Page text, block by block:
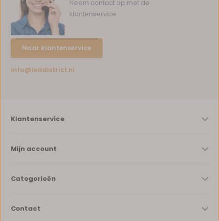
Neem contact op met de
klantenservice
Naar klantenservice
info@leddistrict.nl
Klantenservice
Mijn account
Categorieën
Contact